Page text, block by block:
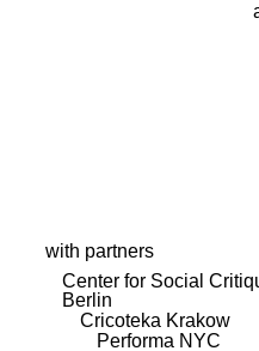
with partners
Center for Social
Berlin
Cricoteka Krakow
Performa NYC